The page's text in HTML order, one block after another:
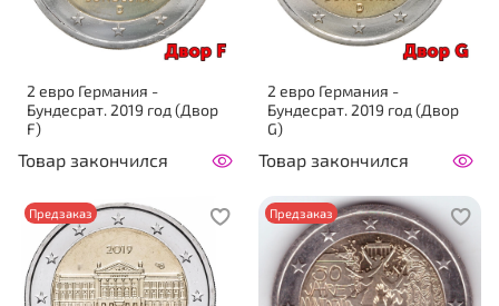
2 евро Германия -
Бундесрат. 2019 год (Двор
F)
Товар закончился
2 евро Германия -
Бундесрат. 2019 год (Двор
G)
Товар закончился
Предзаказ Предзаказ